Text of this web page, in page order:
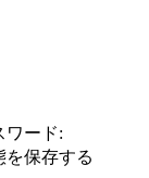
ワード:
を保存する